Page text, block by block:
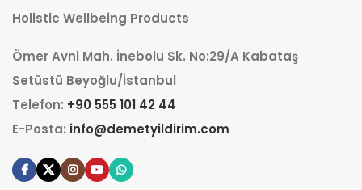
Holistic Wellbeing Products
Ömer Avni Mah. İnebolu Sk. No:29/A Kabataş
Setüstü Beyoğlu/İstanbul
Telefon: +90 555 101 42 44
E-Posta: info@demetyildirim.com